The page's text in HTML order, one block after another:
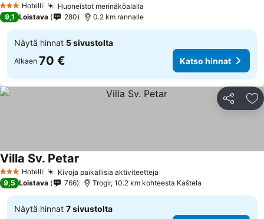
3 Tähtiluokitus
Hotelli Huoneistot merinäköalalla
9,1 Loistava 280 0.2 km rannalle
Näytä hinnat 5 sivustolta
Alkaen 70 € Katso hinnat
Jaa
3 Tähtiluokitus
Hotelli Kivoja paikallisia aktiviteetteja
Villa Sv. Petar
9,5 Loistava 766 Trogir, 10.2 km kohteesta Kaštela
Näytä hinnat 7 sivustolta